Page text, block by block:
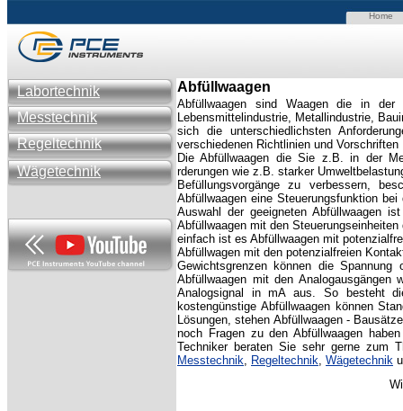
Home
Labortechnik
Messtechnik
Regeltechnik
Wägetechnik
Abfüllwaagen
Abfüllwaagen sind Waagen die in
Lebensmittelindustrie, Metallindustrie,
sich die unterschiedlichsten
verschiedenen Richtlinien und
Die Abfüllwaagen die Sie z.B. in der
rderungen wie z.B. starker
Befüllungsvorgänge zu verbessern,
Abfüllwaagen eine Steuerungsfunktion
Auswahl der geeigneten Abfüllwaagen
Abfüllwaagen mit den
einfach ist es Abfüllwaagen mit
Abfüllwagen mit den potenzialfreien
Gewichtsgrenzen können die
Abfüllwaagen mit den
Analogsignal in mA aus. So besteht
kostengünstige Abfüllwaagen können
Lösungen, stehen Abfüllwaagen -
noch Fragen zu den Abfüllwaagen
Techniker beraten Sie sehr gerne zum
Messtechnik, Regeltechnik, Wägetechnik